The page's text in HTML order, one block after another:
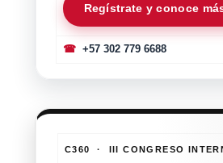
Regístrate y conoce
☎+57 302 779 6688
C360 · III CONGRESO